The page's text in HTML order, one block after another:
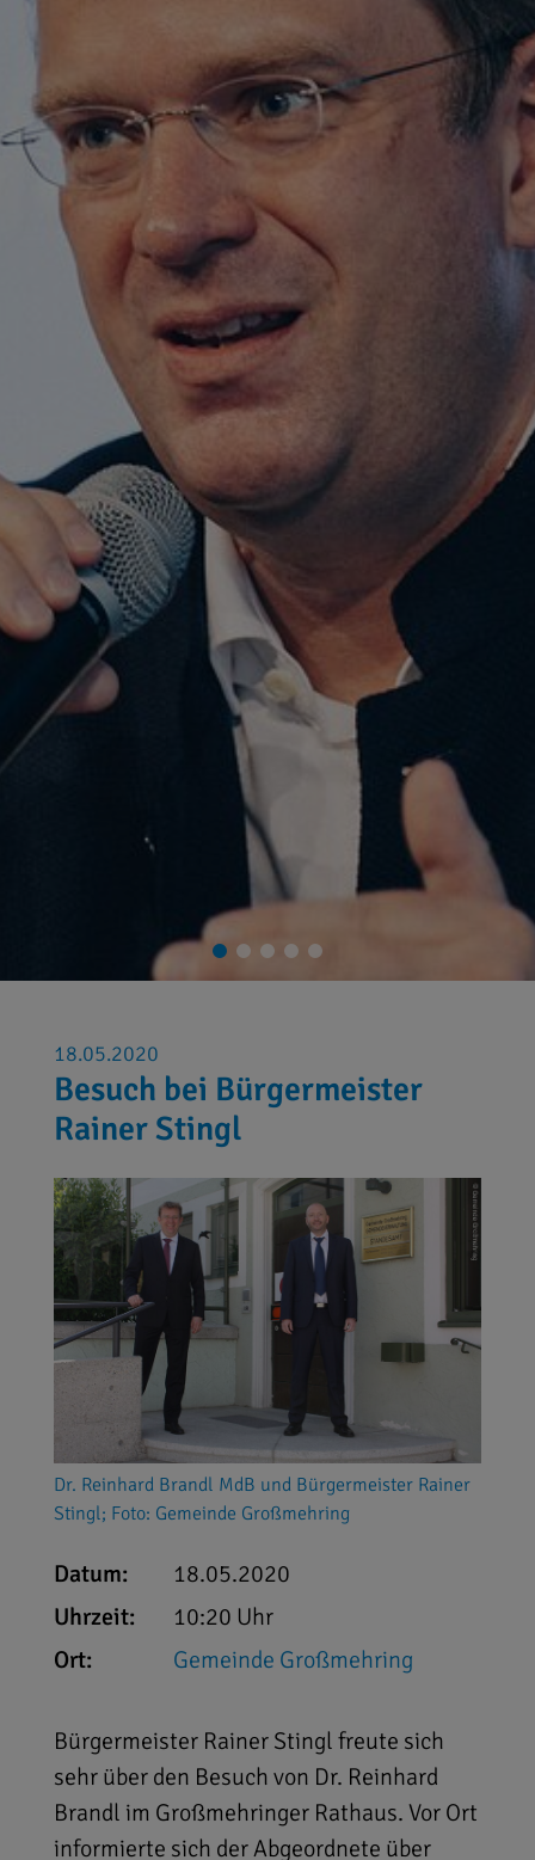
18.05.2020
Besuch bei Bürgermeister
Rainer Stingl
Dr. Reinhard Brandl MdB und Bürgermeister Rainer
Stingl; Foto: Gemeinde Großmehring
Datum:
18.05.2020
Uhrzeit:
10:20 Uhr
Ort:
Gemeinde Großmehring
Bürgermeister Rainer Stingl freute sich
sehr über den Besuch von Dr. Reinhard
Brandl im Großmehringer Rathaus. Vor Ort
informierte sich der Abgeordnete über